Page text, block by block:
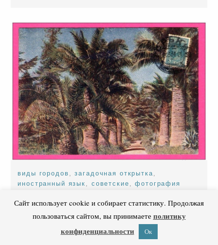
виды городов ,загадочная открытка,
иностранный язык , советские ,фотография
г. горький деревня букело
Сайт использует cookie и собирает статистику. Продолжая
пользоваться сайтом, вы принимаете политику
конфиденциальности
Ок